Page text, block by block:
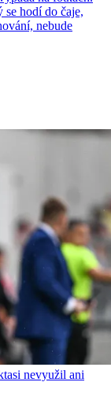
se hodí do čaje,
nebude
nevyužil ani